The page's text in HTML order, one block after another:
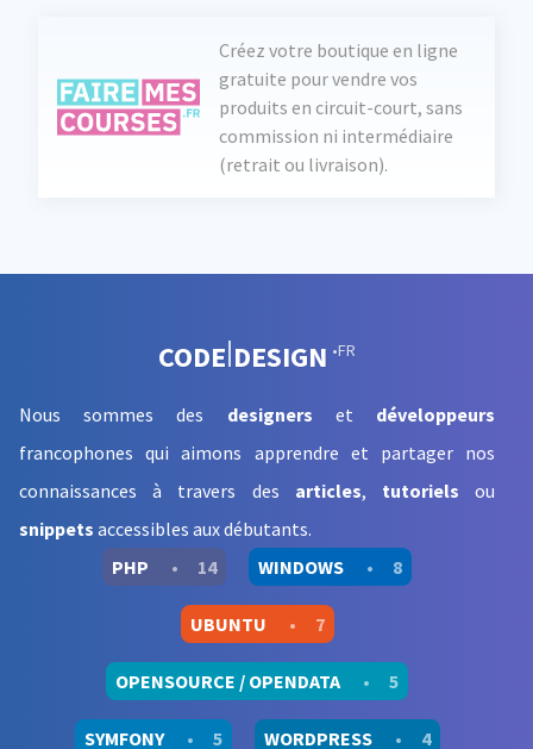
Créez votre boutique en ligne
gratuite pour vendre vos
produits en circuit-court, sans
commission ni intermédiaire
(retrait ou livraison).
CODE DESIGN •FR
Nous sommes des designers et développeurs
francophones qui aimons apprendre et partager nos
connaissances à travers des articles, tutoriels ou
snippets accessibles aux débutants.
PHP
• 14 WINDOWS • 8
UBUNTU • 7
OPENSOURCE / OPENDATA • 5
SYMFONY • 5 WORDPRESS • 4